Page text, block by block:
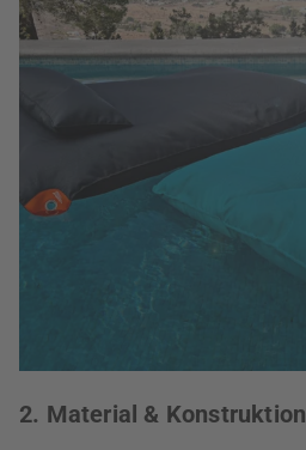
2. Material & Konstruktion